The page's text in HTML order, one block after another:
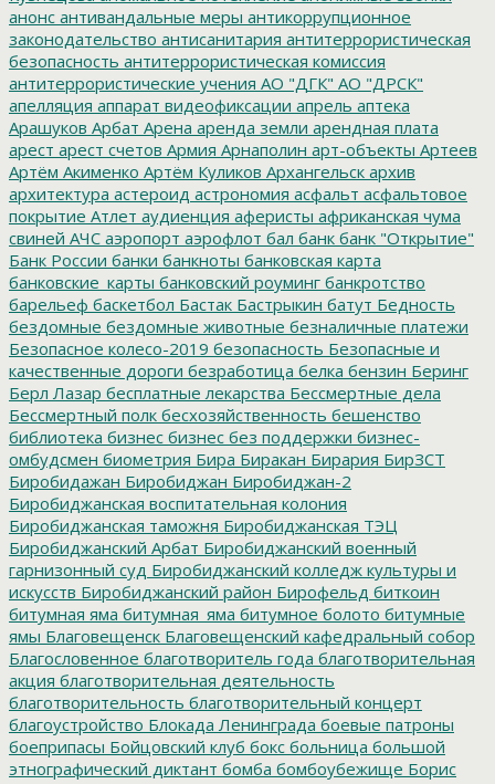
анонс антивандальные меры антикоррупционное
законодательство антисанитария антитеррористическая
безопасность антитеррористическая комиссия
антитеррористические учения АО "ДГК" АО "ДРСК"
апелляция аппарат видеофиксации апрель аптека
Арашуков Арбат Арена аренда земли арендная плата
арест арест счетов Армия Арнаполин арт-объекты Артеев
Артём Акименко Артём Куликов Архангельск архив
архитектура астероид астрономия асфальт асфальтовое
покрытие Атлет аудиенция аферисты африканская чума
свиней АЧС аэропорт аэрофлот бал банк банк "Открытие"
Банк России банки банкноты банковская карта
банковские_карты банковский роуминг банкротство
барельеф баскетбол Бастак Бастрыкин батут Бедность
бездомные бездомные животные безналичные платежи
Безопасное колесо-2019 безопасность Безопасные и
качественные дороги безработица белка бензин Беринг
Берл Лазар бесплатные лекарства Бессмертные дела
Бессмертный полк бесхозяйственность бешенство
библиотека бизнес бизнес без поддержки бизнес-
омбудсмен биометрия Бира Биракан Бирария БирЗСТ
Биробидажан Биробиджан Биробиджан-2
Биробиджанская воспитательная колония
Биробиджанская таможня Биробиджанская ТЭЦ
Биробиджанский Арбат Биробиджанский военный
гарнизонный суд Биробиджанский колледж культуры и
искусств Биробиджанский район Бирофельд биткоин
битумная яма битумная_яма битумное болото битумные
ямы Благовещенск Благовещенский кафедральный собор
Благословенное благотворитель года благотворительная
акция благотворительная деятельность
благотворительность благотворительный концерт
благоустройство Блокада Ленинграда боевые патроны
боеприпасы Бойцовский клуб бокс больница большой
этнографический диктант бомба бомбоубежище Борис